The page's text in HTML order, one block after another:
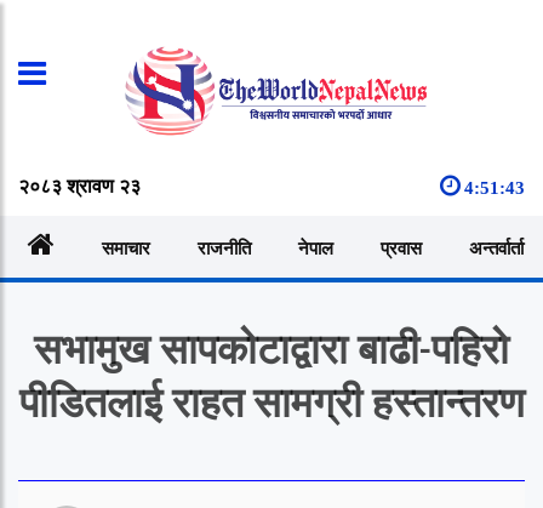
२०८३ श्रावण २३ 4:51:44
समाचार राजनीति नेपाल प्रवास अन्तर्वार्ता
सभामुख सापकोटाद्वारा बाढी-पहिरो
पीडितलाई राहत सामग्री हस्तान्तरण